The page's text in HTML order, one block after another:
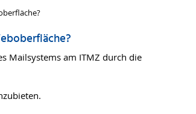
Mailsystems am ITMZ durch die